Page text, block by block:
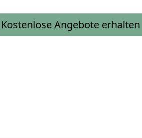
Kostenlose Angebote erhalten